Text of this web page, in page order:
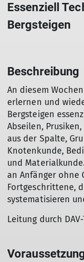
Essenziell
Bergsteigen
Beschreibung
An diesem
erlernen und
Bergsteigen
Abseilen,
aus der Spalte,
Knotenkunde,
und
an Anfänger ohne
Fortgeschrittene,
systematisieren
Leitung durch